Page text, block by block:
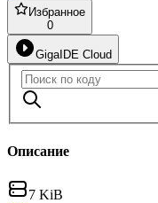
Избранное
0
GigaIDE Cloud
Описание
7 KiB